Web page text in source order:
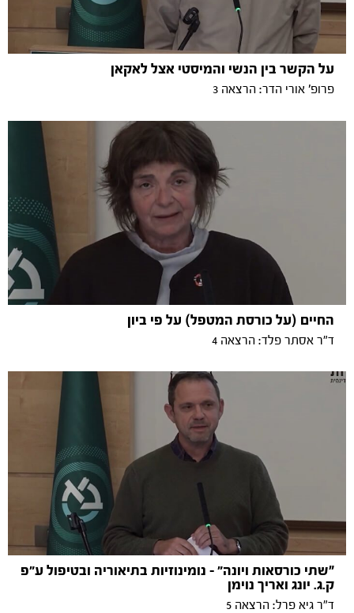
על הקשר בין הנשי והמיסטי אצל לאקאן
פרופ' אורי הדר: הרצאה 3
החיים (על כורסת המטפל) על פי ביון
ד"ר אסתר פלד: הרצאה 4
"שתי כורסאות ויונה״ – נומינוזיות בתיאוריה ובטיפול ע״פ
ק.ג. יונג ואריך נוימן
ד"ר גיא פרל: הרצאה 5